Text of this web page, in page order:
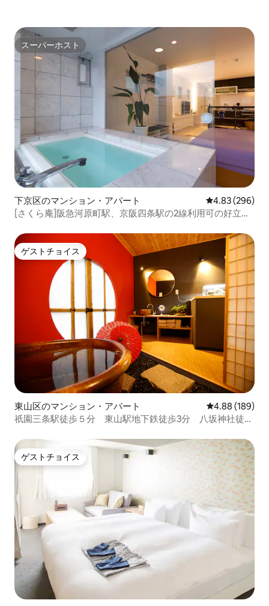
スーパーホスト
スーパーホスト
下京区のマンション・アパート レビュー296
4.83 (296)
[さくら庵]阪急河原町駅、京阪四条駅の2線利用可の好立
ゲストチョイス
ゲストチョイス
東山区のマンション・アパート レビュー189
4.88 (189)
祇園三条駅徒歩５分 東山駅地下鉄徒歩3分 八坂神社徒歩
ゲストチョイス
ゲストチョイス